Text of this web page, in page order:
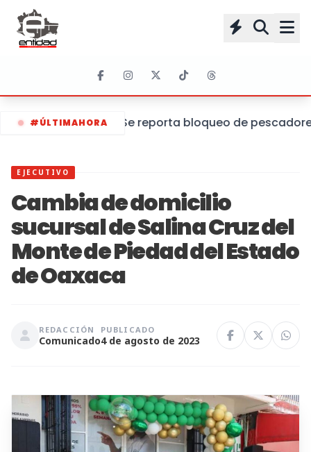
#ÚLTIMAHORA Se reporta bloqueo de
EJECUTIVO
Cambia de domicilio
sucursal de Salina Cruz del
Monte de Piedad del Estado
de Oaxaca
REDACCIÓN
Comunicado
PUBLICADO
4 de agosto de 2023